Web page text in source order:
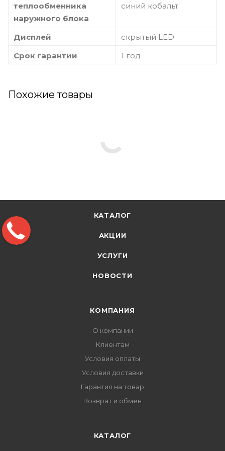
теплообменника
наружного блока
синий кобальт
Дисплей
скрытый LED
Срок гарантии
1 год
Похожие товары
КАТАЛОГ
АКЦИИ
УСЛУГИ
НОВОСТИ
КОМПАНИЯ
О компании
Клиентам
Условия оплаты
Условия доставки
Гарантия на товар
Возврат и обмен
КАТАЛОГ